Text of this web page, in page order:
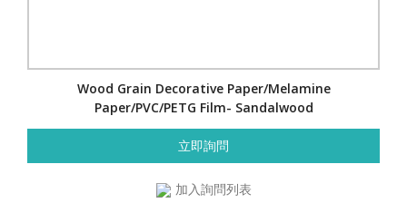
Wood Grain Decorative Paper/Melamine
Paper/PVC/PETG Film- Sandalwood
立即詢問
加入詢問列表